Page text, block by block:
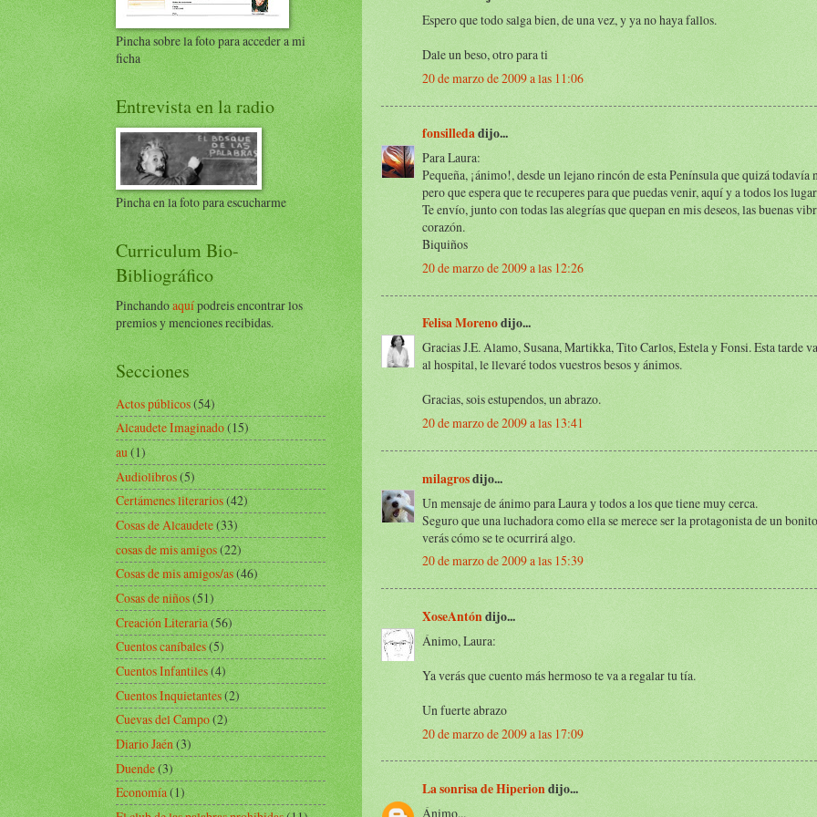
Espero que todo salga bien, de una vez, y ya no haya fallos.
Dale un beso, otro para ti
20 de marzo de 2009 a las 11:06
fonsilledadijo...
Para Laura:
Pequeña, ¡ánimo!, desde un lejano rincón de esta Península que quizá todavía
pero que espera que te recuperes para que puedas venir, aquí y a todos los
Te envío, junto con todas las alegrías que quepan en mis deseos, las buenas
corazón.
Biquiños
20 de marzo de 2009 a las 12:26
Felisa Morenodijo...
Gracias J.E. Alamo, Susana, Martikka, Tito Carlos, Estela y Fonsi. Esta tarde
al hospital, le llevaré todos vuestros besos y ánimos.
Gracias, sois estupendos, un abrazo.
20 de marzo de 2009 a las 13:41
milagrosdijo...
Un mensaje de ánimo para Laura y todos a los que tiene muy cerca.
Seguro que una luchadora como ella se merece ser la protagonista de un
verás cómo se te ocurrirá algo.
20 de marzo de 2009 a las 15:39
XoseAntóndijo...
Ánimo, Laura:
Ya verás que cuento más hermoso te va a regalar tu tía.
Un fuerte abrazo
20 de marzo de 2009 a las 17:09
La sonrisa de Hiperiondijo...
Ánimo...
Pincha sobre la foto para acceder a mi
ficha
Entrevista en la radio
Pincha en la foto para escucharme
Curriculum Bio-
Bibliográfico
Pinchandoaquípodreis encontrar los
premios y menciones recibidas.
Secciones
Actos públicos(54)
Alcaudete Imaginado(15)
au(1)
Audiolibros(5)
Certámenes literarios(42)
Cosas de Alcaudete(33)
cosas de mis amigos(22)
Cosas de mis amigos/as(46)
Cosas de niños(51)
Creación Literaria(56)
Cuentos caníbales(5)
Cuentos Infantiles(4)
Cuentos Inquietantes(2)
Cuevas del Campo(2)
Diario Jaén(3)
Duende(3)
Economía(1)